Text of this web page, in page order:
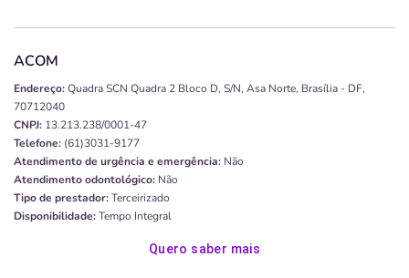
ACOM
Endereço:Quadra SCN Quadra 2 Bloco D, S/n, Asa Norte, Brasília - DF,
70712040
CNPJ: 13.213.238/0001-47
Telefone: (61)3031-9177
Atendimento de urgência e emergência: Não
Atendimento odontológico: Não
Tipo de prestador:Terceirizado
Disponibilidade:Tempo Integral
Quero saber mais